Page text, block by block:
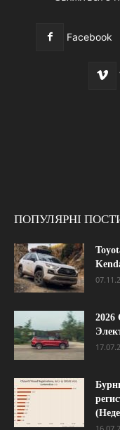
Facebook
ПОПУЛЯРНІ
2026